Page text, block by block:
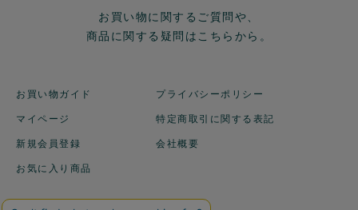
お買い物に関するご質問や、
商品に関する疑問はこちらから。
お買い物ガイド
マイページ
新規会員登録
お気に入り商品
プライバシーポリシー
特定商取引に関する表記
会社概要